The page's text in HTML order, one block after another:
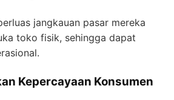
jangkauan pasar mereka
toko fisik, sehingga dapat
Kepercayaan Konsumen